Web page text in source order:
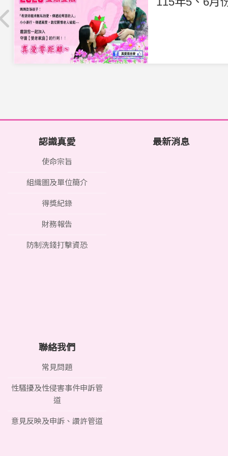
認識真愛
使命宗旨
組織圖及單位簡介
得獎紀錄
財務報告
防制洗錢打擊資恐
最新消息
聯絡我們
常見問題
性騷擾及性侵害事件申訴管
道
意見反映及申訴、讚許管道